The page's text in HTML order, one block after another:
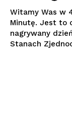
Witamy Was w
Minutę. Jest to
nagrywany
Stanach